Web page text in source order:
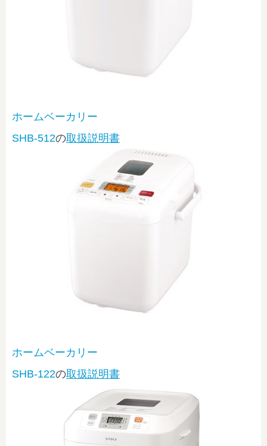
ホームベーカリー
SHB-512の取扱説明書
ホームベーカリー
SHB-122の取扱説明書